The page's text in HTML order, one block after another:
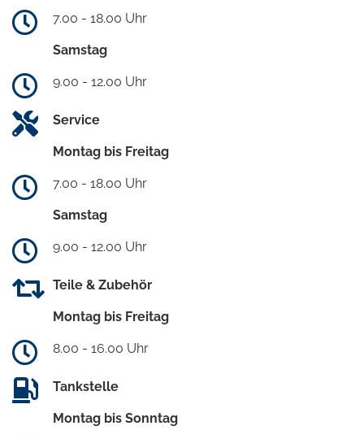
7.00 - 18.00 Uhr
Samstag
9.00 - 12.00 Uhr
Service
Montag bis Freitag
7.00 - 18.00 Uhr
Samstag
9.00 - 12.00 Uhr
Teile & Zubehör
Montag bis Freitag
8.00 - 16.00 Uhr
Tankstelle
Montag bis Sonntag